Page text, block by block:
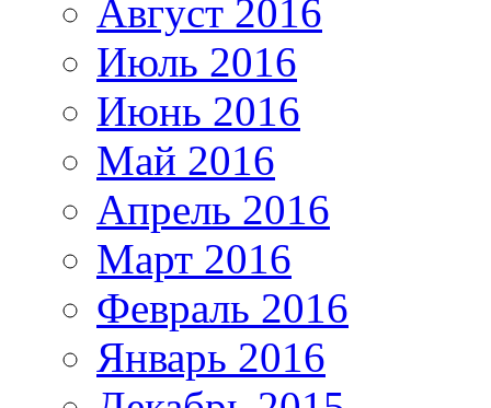
Август 2016
Июль 2016
Июнь 2016
Май 2016
Апрель 2016
Март 2016
Февраль 2016
Январь 2016